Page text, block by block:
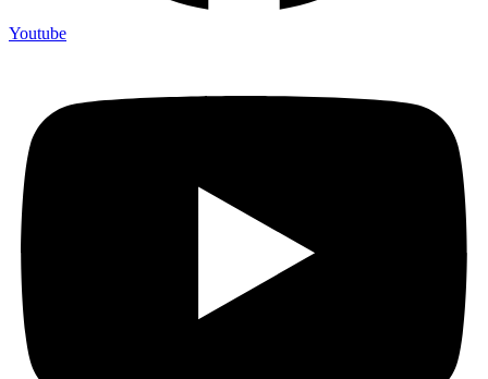
Youtube